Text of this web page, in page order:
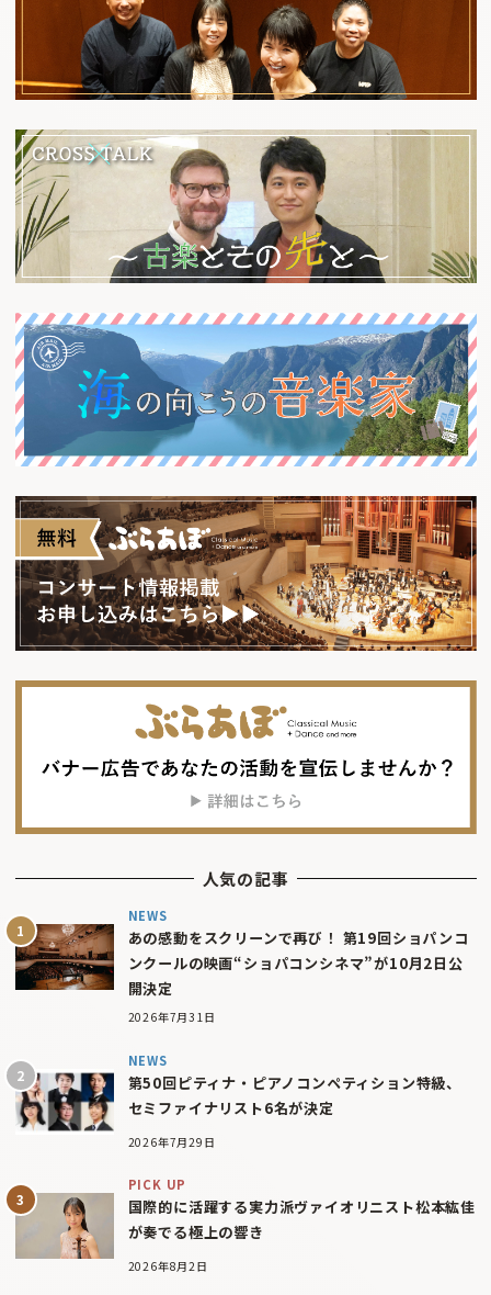
人気の記事
NEWS
あの感動をスクリーンで再び！ 第19回ショパンコ
ンクールの映画“ショパコンシネマ”が10月2日公
開決定
2026年7月31日
NEWS
第50回ピティナ・ピアノコンペティション特級、
セミファイナリスト6名が決定
2026年7月29日
PICK UP
国際的に活躍する実力派ヴァイオリニスト松本紘佳
が奏でる極上の響き
2026年8月2日